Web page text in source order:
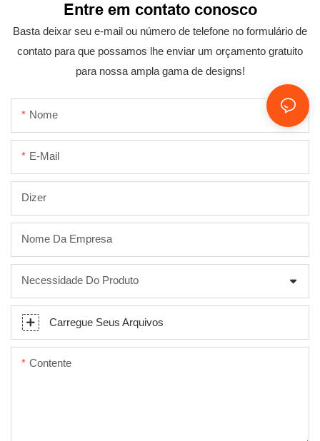
Entre em contato conosco
Basta deixar seu e-mail ou número de telefone no formulário de
contato para que possamos lhe enviar um orçamento gratuito
para nossa ampla gama de designs!
Nome
E-Mail
Dizer
Nome Da Empresa
Necessidade Do Produto
Carregue Seus Arquivos
Contente